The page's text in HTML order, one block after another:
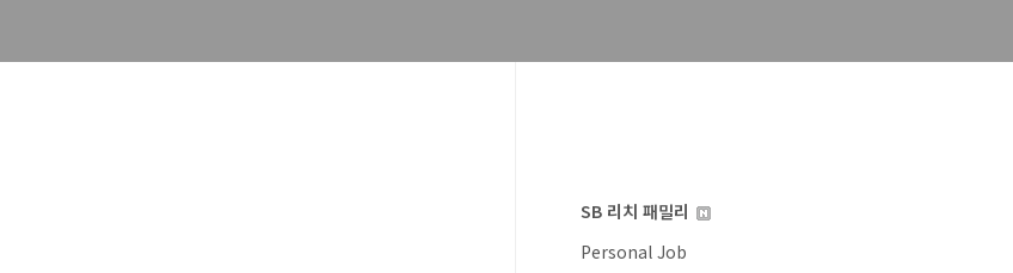
SB 리치 패밀리
Personal Job